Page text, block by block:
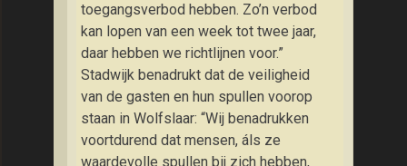
toegangsverbod hebben. Zo’n verbod
kan lopen van een week tot twee jaar,
daar hebben we richtlijnen voor.”
Stadwijk benadrukt dat de veiligheid
van de gasten en hun spullen voorop
staan in Wolfslaar: “Wij benadrukken
voortdurend dat mensen, áls ze
waardevolle spullen bij zich hebben,